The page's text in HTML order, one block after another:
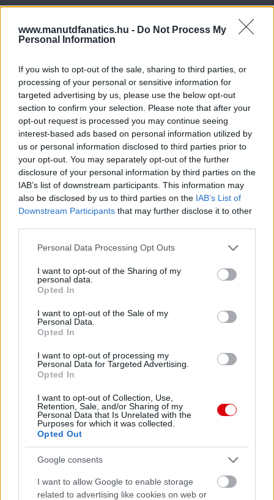
www.manutdfanatics.hu - Do Not Process My
Personal Information
If you wish to opt-out of the sale, sharing to third parties, or
processing of your personal or sensitive information for
targeted advertising by us, please use the below opt-out
section to confirm your selection. Please note that after your
opt-out request is processed you may continue seeing
interest-based ads based on personal information utilized by
us or personal information disclosed to third parties prior to
your opt-out. You may separately opt-out of the further
disclosure of your personal information by third parties on the
IAB’s list of downstream participants. This information may
also be disclosed by us to third parties on the IAB’s List of
Downstream Participants that may further disclose it to other
Please note that this website/app uses one or more Google
not limited to your visit or usage behaviour. You may click to
grant or deny consent to Google and its third-party tags to
use your data for below specified purposes in below Google
consent section.
Personal Data Processing Opt Outs
I want to opt-out of the Sharing of my
personal data.
Opted In
I want to opt-out of the Sale of my
Personal Data.
Opted In
I want to opt-out of processing my
Personal Data for Targeted Advertising.
Opted In
I want to opt-out of Collection, Use,
Retention, Sale, and/or Sharing of my
Personal Data that Is Unrelated with the
Purposes for which it was collected.
Opted Out
Google consents
I want to allow Google to enable storage
related to advertising like cookies on web or
Meccs Center
Paris Saint-Germainvs
Manchester United
Felkészülési szezon 4. mérkőzés
Nya Ullevi, Göteborg
2026-08-08 17:00
AC MilanvsManchester United 2026-08-15 18:00
ELŐZŐ MÉRKŐZÉSEK
Támogatás